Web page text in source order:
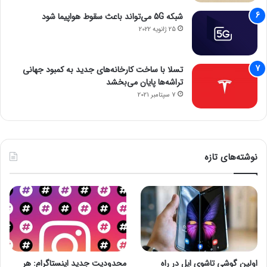
رومیزی با ۶ و ۱۲ پورت.
ایستاده با ۱۲ و ۲۴ پورت.
نمایشگر راهنما.
کلیه ایستگاه‌ها از طریق پروتکل اختصاصی اینترنت اشیا راشا کنترل
و تمام فرآیندها به صورت خودکار صورت می‌گیرد.
واحد‌های تجاری، می‌توانند با نصب ایستگاه‌های راشا، جذابیت
عمومی کسب‌وکار خود را افزایش دهند. نصب ایستگاه‌های شارژ راشا
برای کسب‌وکارها زحمتی نخواهد داشت و فضای کوچکی را اشغال
چگونه از سرویس راشا استفاده کنیم؟
شبکه 5G می‌تواند باعث سقوط هواپیما شود
25 ژانویه 2022
تسلا با ساخت کارخانه‌های جدید به کمبود جهانی
تراشه‌ها پایان می‌بخشد
7 سپتامبر 2021
نوشته‌های تازه
اولین گوشی تاشوی اپل در راه
محدودیت جدید اینستاگرام: هر